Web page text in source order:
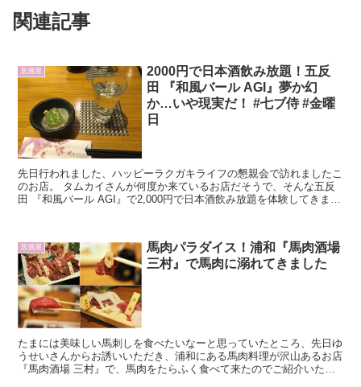
関連記事
居酒屋
2000円で日本酒飲み放題！五反
田 『和風バール AGI』夢か幻
か…いや現実だ！ #七ブ侍 #金曜
日
先日行われました、ハッピーラクガキライフの懇親会で訪れましたこ
のお店。 タムカイさんが何度か来ているお店だそうで、そんな五反
田 『和風バール AGI』で2,000円で日本酒飲み放題を体験してきまし
居酒屋
馬肉パラダイス！浦和『馬肉酒場
三村』で馬肉に溺れてきました
たまには美味しい馬刺しを食べたいなーと思っていたところ、先日ゆ
うせいさんからお誘いいただき、浦和にある馬肉料理が沢山あるお店
『馬肉酒場 三村』で、馬肉をたらふく食べて来たのでご紹介いたし